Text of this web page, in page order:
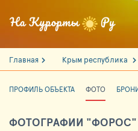
Главная Крым республика
ПРОФИЛЬ ОБЪЕКТА ФОТО
ФОТОГРАФИИ "ФОРОС"